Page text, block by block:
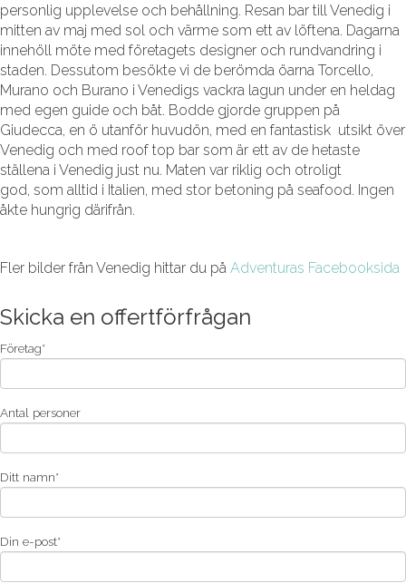
personlig upplevelse och behållning. Resan bar till Venedig i
mitten av maj med sol och värme som ett av löftena. Dagarna
innehöll möte med företagets designer och rundvandring i
staden. Dessutom besökte vi de berömda öarna Torcello,
Murano och Burano i Venedigs vackra lagun under en heldag
med egen guide och båt. Bodde gjorde gruppen på
Giudecca, en ö utanför huvudön, med en fantastisk utsikt över
Venedig och med roof top bar som är ett av de hetaste
ställena i Venedig just nu. Maten var riklig och otroligt
god, som alltid i Italien, med stor betoning på seafood. Ingen
åkte hungrig därifrån.
Fler bilder från Venedig hittar du på Adventuras Facebooksida
Skicka en offertförfrågan
Företag*
Antal personer
Ditt namn*
Din e-post*